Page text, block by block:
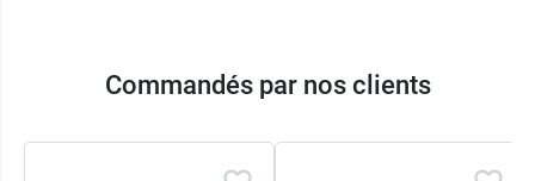
Commandés par nos clients